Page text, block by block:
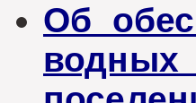
Об
водных